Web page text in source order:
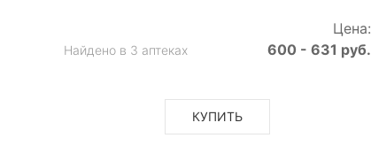
Цена:
Найдено в 3 аптеках 600 - 631 руб.
КУПИТЬ